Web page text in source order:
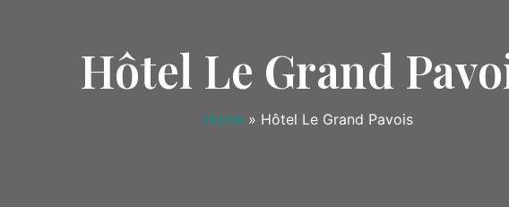
Hôtel Le Grand
Home » Hôtel Le Grand Pavois